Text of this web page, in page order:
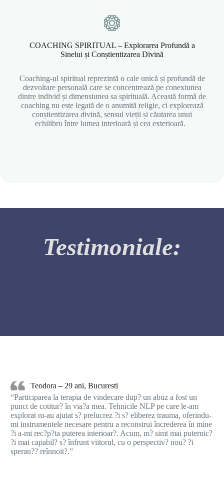
COACHING SPIRITUAL – Explorarea Profundă a
Sinelui și Conștientizarea Divină
Coaching-ul spiritual reprezintă o cale unică și profundă de
dezvoltare personală care se concentrează pe conexiunea
dintre individ și dimensiunea sa spirituală. Această formă de
coaching nu este legată de o anumită religie, ci explorează
conștientizarea divină, sensul vieții și căutarea unui
echilibru între lumea interioară și cea exterioară.
Testimoniale:
Teodora – 29 ani, Bucuresti
“Participarea la terapia de vindecare dup? un abuz a fost un
punct de cotitur? în via?a mea. Tehnicile NLP pe care le-am
explorat m-au ajutat s? prelucrez ?i s? eliberez trauma, oferindu-
mi instrumentele necesare pentru a reconstrui încrederea în mine
?i a-mi rec?p?ta puterea interioar?. Acum, m? simt mai puternic?
?i mai capabil? s? înfrunt viitorul, cu o perspectiv? nou? ?i
speran?? reînnoit?.”